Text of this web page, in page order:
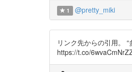
1 @pretty_miki
リンク先からの引用。
https://t.co/